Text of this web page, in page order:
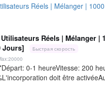
Réels | Mélanger |
Jours]
Быстрая скорость
0-1 heureVitesse: 200
doit être